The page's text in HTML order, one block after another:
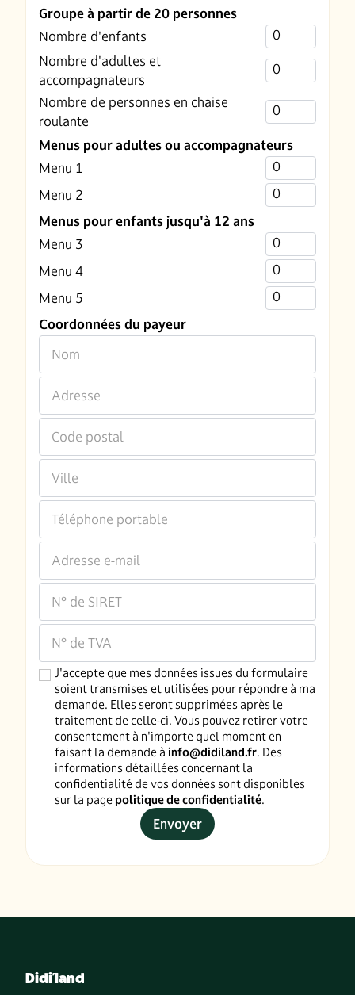
Groupe à partir de 20 personnes
Nombre d'enfants
Nombre d'adultes et
accompagnateurs
Nombre de personnes en chaise
roulante
Menus pour adultes ou accompagnateurs
Menu 1
Menu 2
Menus pour enfants jusqu'à 12 ans
Menu 3
Menu 4
Menu 5
Coordonnées du payeur
Nom
Adresse
Code postal
Ville
Téléphone portable
Adresse e-mail
N° de SIRET
N° de TVA
J'accepte que mes données issues du formulaire
soient transmises et utilisées pour répondre à ma
demande. Elles seront supprimées après le
traitement de celle-ci. Vous pouvez retirer votre
consentement à n'importe quel moment en
faisant la demande à info@didiland.fr. Des
informations détaillées concernant la
confidentialité de vos données sont disponibles
sur la page politique de confidentialité.
Didi'land